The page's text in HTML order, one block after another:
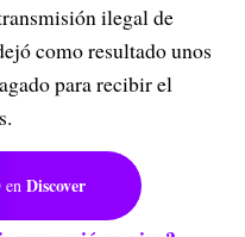
ilegal de
como resultado unos
para recibir el
en Discover